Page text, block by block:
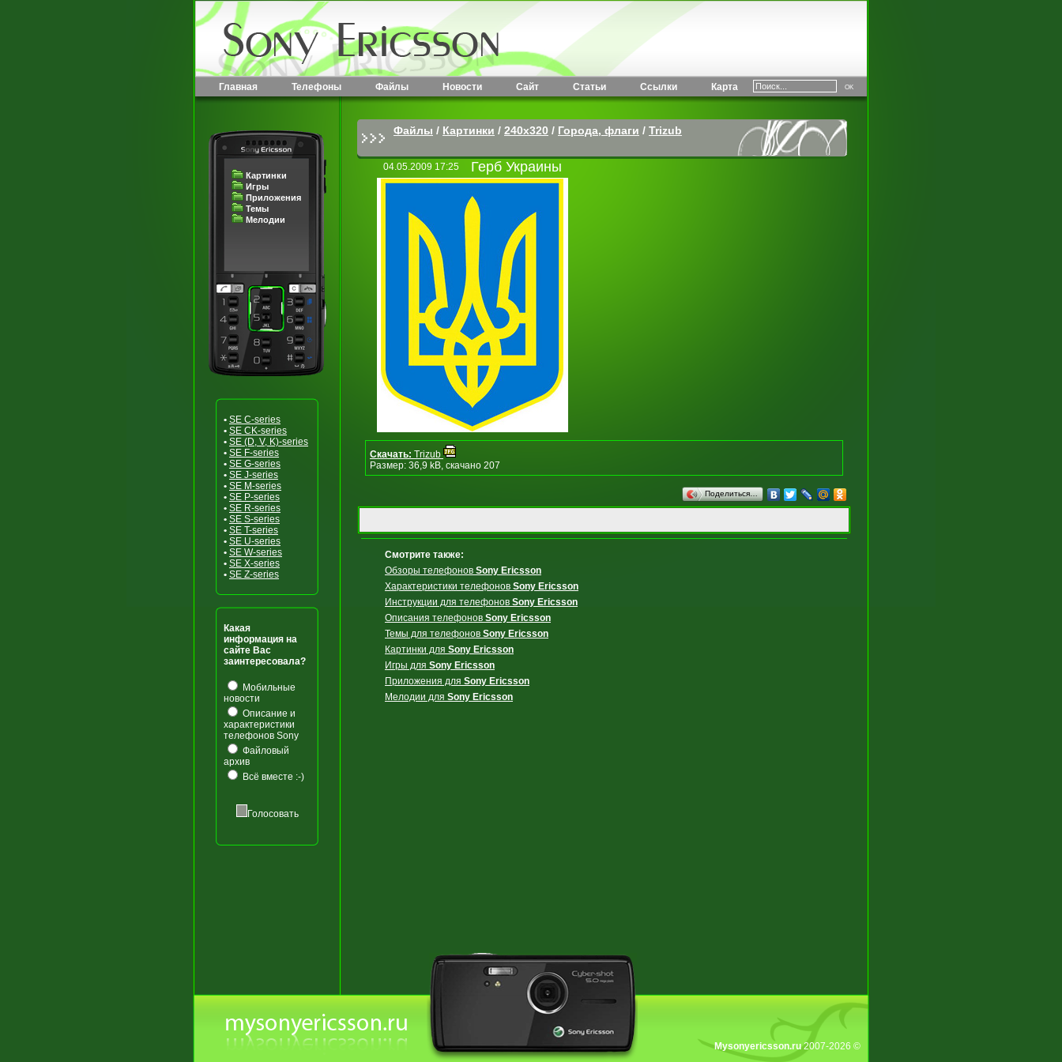
Главная Телефоны Файлы Новости Сайт Статьи Ссылки Карта
Картинки
Игры
Приложения
Темы
Мелодии
• SE C-series
• SE CK-series
• SE (D, V, K)-series
• SE F-series
• SE G-series
• SE J-series
• SE M-series
• SE P-series
• SE R-series
• SE S-series
• SE T-series
• SE U-series
• SE W-series
• SE X-series
• SE Z-series
Какая
информация на
сайте Вас
заинтересовала?
Мобильные
новости
Описание и
характеристики
телефонов Sony
Файловый
архив
Всё вместе :-)
Голосовать
Файлы / Картинки / 240x320 / Города, флаги / Trizub
04.05.2009 17:25 Герб Украины
Скачать: Trizub
Размер: 36,9 kB, скачано 207
Поделиться…
Смотрите также:
Обзоры телефонов Sony Ericsson
Характеристики телефонов Sony Ericsson
Инструкции для телефонов Sony Ericsson
Описания телефонов Sony Ericsson
Темы для телефонов Sony Ericsson
Картинки для Sony Ericsson
Игры для Sony Ericsson
Приложения для Sony Ericsson
Мелодии для Sony Ericsson
Mysonyericsson.ru2007-2026 ©